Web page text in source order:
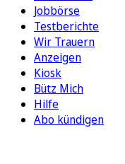
Jobbörse
Testberichte
Wir Trauern
Anzeigen
Kiosk
Bütz Mich
Hilfe
Abo kündigen